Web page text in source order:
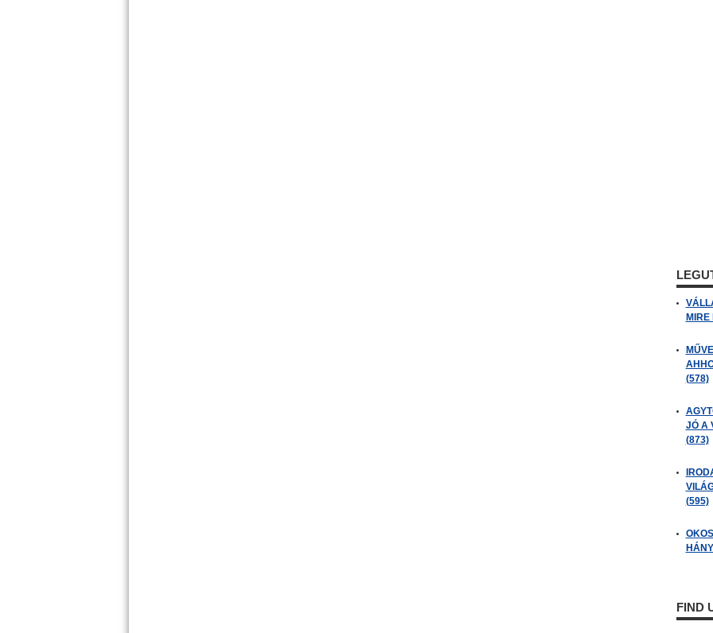
MIRE
(578)
JÓ A
(873)
(595)
FIND